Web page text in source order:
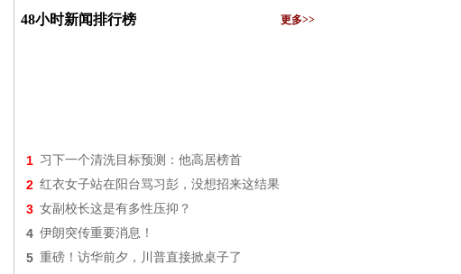
48小时新闻排行榜 更多>>
1 习下一个清洗目标预测：他高居榜首
2 红衣女子站在阳台骂习彭，没想招来这结果
3 女副校长这是有多性压抑？
4 伊朗突传重要消息！
5 重磅！访华前夕，川普直接掀桌子了